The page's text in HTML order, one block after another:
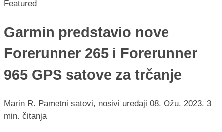
Featured
Garmin predstavio nove
Forerunner 265 i Forerunner
965 GPS satove za trčanje
Marin R. Pametni satovi, nosivi uređaji 08. Ožu. 2023. 3
min. čitanja